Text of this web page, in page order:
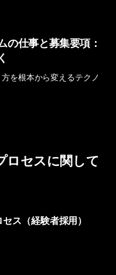
の仕事と募集要項：
を根本から変えるテクノ
ロセスに関して
ス（経験者採用）